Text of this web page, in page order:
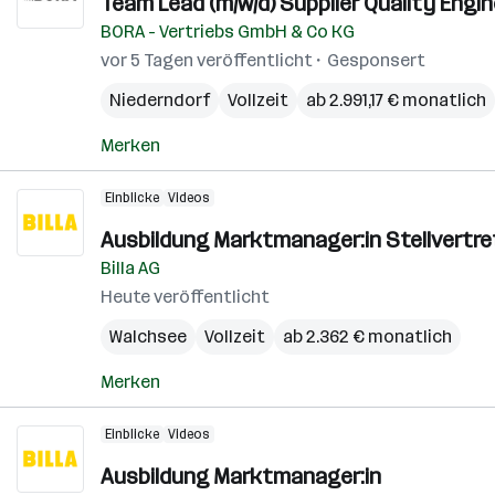
BORA - Vertriebs GmbH & Co KG
vor 5 Tagen veröffentlicht
Gesponsert
Niederndorf
Vollzeit ab 2.991,17 € monatlich
Merken
Einblicke Videos
Ausbildung Marktmanager:in
Billa AG
Heute veröffentlicht
Walchsee
Vollzeit ab 2.362 € monatlich
Merken
Einblicke Videos
Ausbildung Marktmanager:in